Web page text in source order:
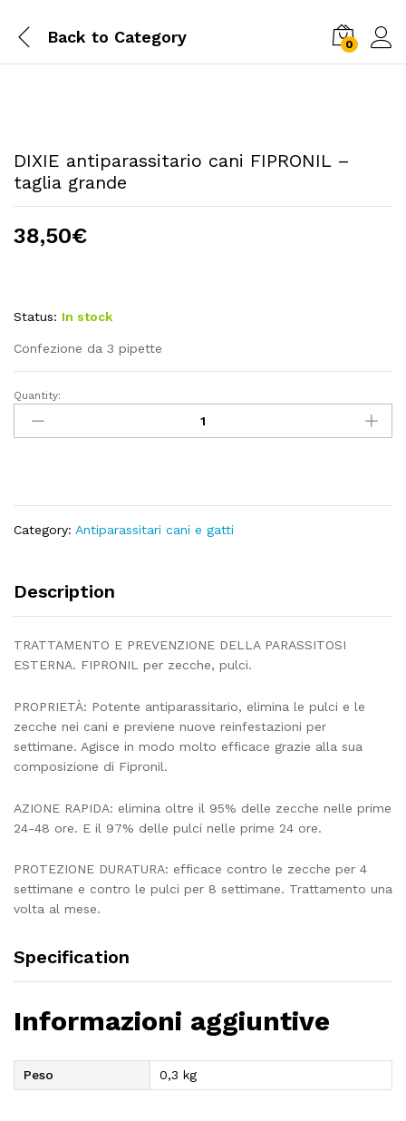
Back to Category 0
DIXIE antiparassitario cani FIPRONIL –
taglia grande
38,50€
Status: In stock
Confezione da 3 pipette
DIXIE
antiparassitario
cani
quantity
Quantity:
Category: Antiparassitari cani e gatti
Description
TRATTAMENTO E PREVENZIONE DELLA PARASSITOSI
ESTERNA. FIPRONIL per zecche, pulci.
PROPRIETÀ: Potente antiparassitario, elimina le pulci e le
zecche nei cani e previene nuove reinfestazioni per
settimane. Agisce in modo molto efficace grazie alla sua
composizione di Fipronil.
AZIONE RAPIDA: elimina oltre il 95% delle zecche nelle prime
24-48 ore. E il 97% delle pulci nelle prime 24 ore.
PROTEZIONE DURATURA: efficace contro le zecche per 4
settimane e contro le pulci per 8 settimane. Trattamento una
volta al mese.
Specification
Informazioni aggiuntive
Peso 0,3 kg